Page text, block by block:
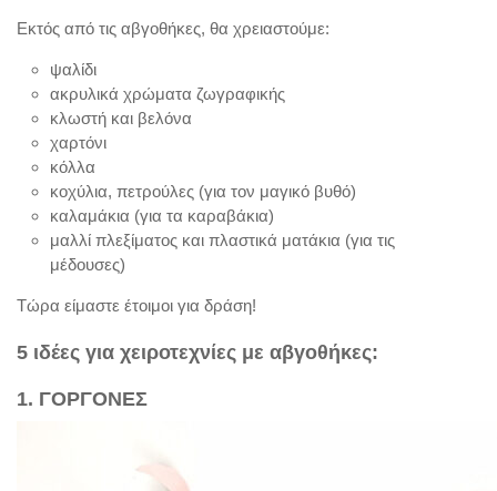
Εκτός από τις αβγοθήκες, θα χρειαστούμε:
ψαλίδι
ακρυλικά χρώματα ζωγραφικής
κλωστή και βελόνα
χαρτόνι
κόλλα
κοχύλια, πετρούλες (για τον μαγικό βυθό)
καλαμάκια (για τα καραβάκια)
μαλλί πλεξίματος και πλαστικά ματάκια (για τις
μέδουσες)
Τώρα είμαστε έτοιμοι για δράση!
5 ιδέες για χειροτεχνίες με αβγοθήκες:
1. ΓΟΡΓΟΝΕΣ